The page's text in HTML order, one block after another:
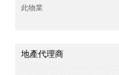
此物業
地產代理商